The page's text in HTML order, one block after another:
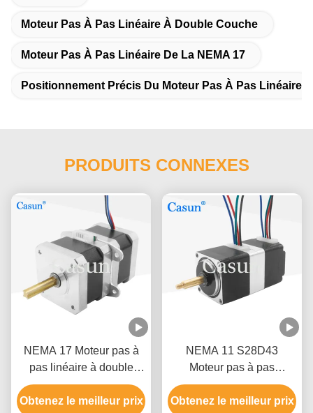
Moteur Pas À Pas Linéaire À Double Couche
Moteur Pas À Pas Linéaire De La NEMA 17
Positionnement Précis Du Moteur Pas À Pas Linéaire
PRODUITS CONNEXES
NEMA 17 Moteur pas à
pas linéaire à double
couche 12V avec
positionnement précis
Obtenez le meilleur prix
NEMA 11 S28D43
Moteur pas à pas
bipolaire sérieux 55mN.M
80mN.M Pour l'industrie
Obtenez le meilleur prix